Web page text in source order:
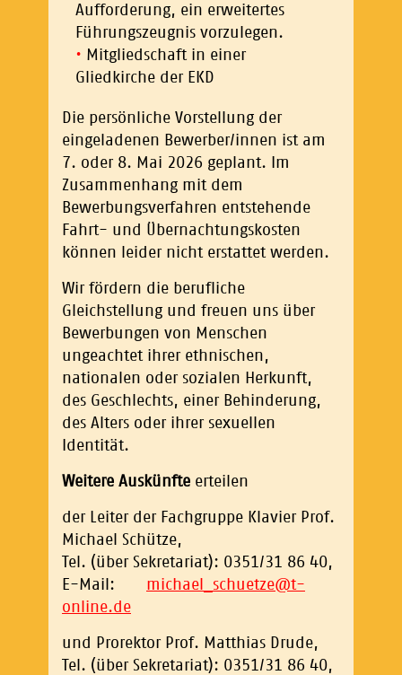
Aufforderung, ein erweitertes
Führungszeugnis vorzulegen.
Mitgliedschaft in einer
Gliedkirche der EKD
Die persönliche Vorstellung der
eingeladenen Bewerber/innen ist am
7. oder 8. Mai 2026 geplant. Im
Zusammenhang mit dem
Bewerbungsverfahren entstehende
Fahrt- und Übernachtungskosten
können leider nicht erstattet werden.
Wir fördern die berufliche
Gleichstellung und freuen uns über
Bewerbungen von Menschen
ungeachtet ihrer ethnischen,
nationalen oder sozialen Herkunft,
des Geschlechts, einer Behinderung,
des Alters oder ihrer sexuellen
Identität.
Weitere Auskünfte erteilen
der Leiter der Fachgruppe Klavier Prof.
Michael Schütze,
Tel. (über Sekretariat): 0351/31 86 40,
E-Mail:
michael_schuetze@t-
online.de
und Prorektor Prof. Matthias Drude,
Tel. (über Sekretariat): 0351/31 86 40,